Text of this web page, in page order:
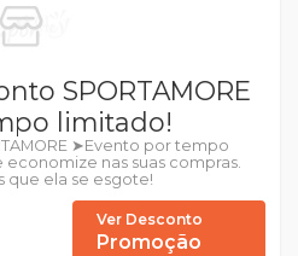
SPORTAMORE
limitado!
➤Evento por tempo
economize nas suas compras.
que ela se esgote!
Ver Desconto
Promoção